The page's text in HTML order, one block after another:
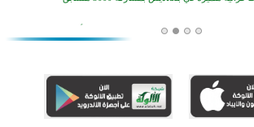
تحتفل بميلاد مسجد جديد في أجواء إيمانية مميزة
ريف أستراليا يفتتح أبوابه بعد سنوات من العمل والعطاء